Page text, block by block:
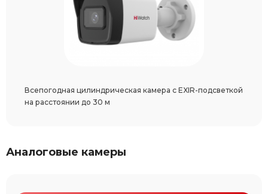
Всепогодная цилиндрическая камера с EXIR-подсветкой
на расстоянии до 30 м
Аналоговые камеры